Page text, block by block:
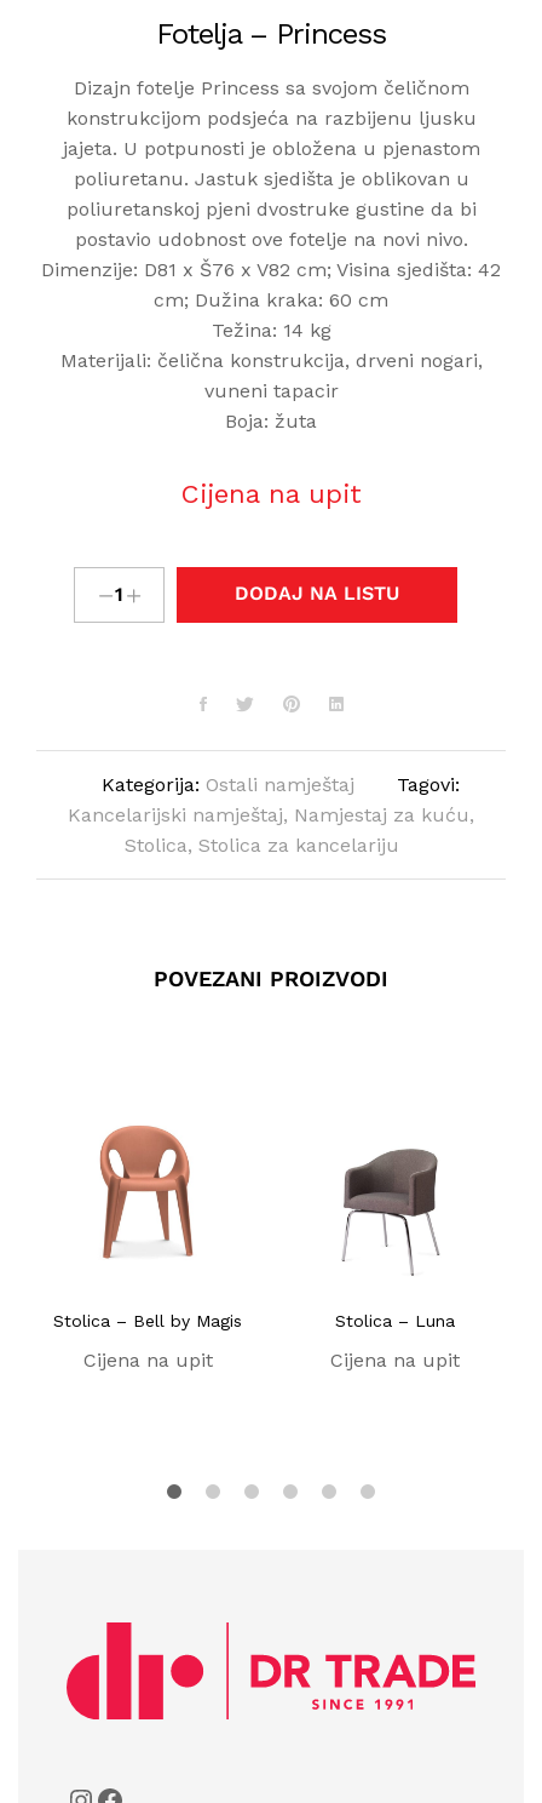
Fotelja – Princess
Dizajn fotelje Princess sa svojom čeličnom
konstrukcijom podsjeća na razbijenu ljusku
jajeta. U potpunosti je obložena u pjenastom
poliuretanu. Jastuk sjedišta je oblikovan u
poliuretanskoj pjeni dvostruke gustine da bi
postavio udobnost ove fotelje na novi nivo.
Dimenzije: D81 x Š76 x V82 cm; Visina sjedišta: 42
cm; Dužina kraka: 60 cm
Težina: 14 kg
Materijali: čelična konstrukcija, drveni nogari,
vuneni tapacir
Boja: žuta
Cijena na upit
DODAJ NA LISTU
Kategorija: Ostali namještaj
Tagovi:
Kancelarijski namještaj, Namjestaj za kuću,
Stolica, Stolica za kancelariju
POVEZANI PROIZVODI
Stolica – Bell by Magis
Cijena na upit
Stolica – Luna
Cijena na upit